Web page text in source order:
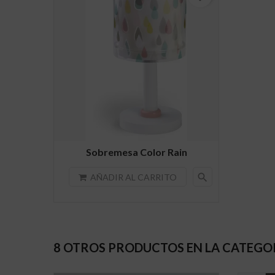
Sobremesa Color Rain
AÑADIR AL CARRITO search
8 OTROS PRODUCTOS EN LA